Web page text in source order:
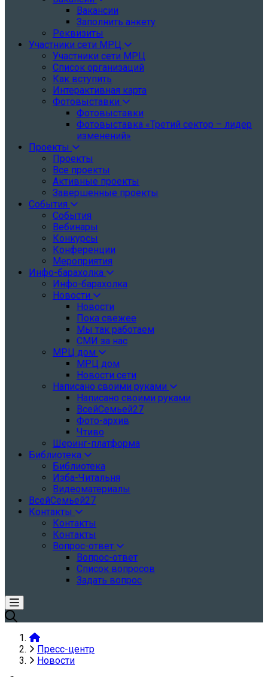
Вакансии
Заполнить анкету
Реквизиты
Участники сети МРЦ
Участники сети МРЦ
Список организаций
Как вступить
Интерактивная карта
Фотовыставки
Фотовыставки
Фотовыставка «Третий сектор – лидер
изменений»
Проекты
Проекты
Все проекты
Активные проекты
Завершенные проекты
События
События
Вебинары
Конкурсы
Конференции
Мероприятия
Инфо-барахолка
Инфо-барахолка
Новости
Новости
Пока свежее
Мы так работаем
СМИ за нас
МРЦ дом
МРЦ дом
Новости сети
Написано своими руками
Написано своими руками
ВсейСемьей27
Фото-архив
Чтиво
Шеринг-платформа
Библиотека
Библиотека
Изба-Читальня
Видеоматериалы
ВсейСемьей27
Контакты
Контакты
Контакты
Вопрос-ответ
Вопрос-ответ
Список вопросов
Задать вопрос
Пресс-центр
Новости